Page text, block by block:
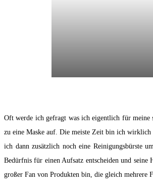
Oft werde ich gefragt was ich eigentlich für
zu eine Maske auf. Die meiste Zeit bin ich wirklich
ich dann zusätzlich noch eine Reinigungsbürste
Bedürfnis für einen Aufsatz entscheiden und
großer Fan von Produkten bin, die gleich mehrere